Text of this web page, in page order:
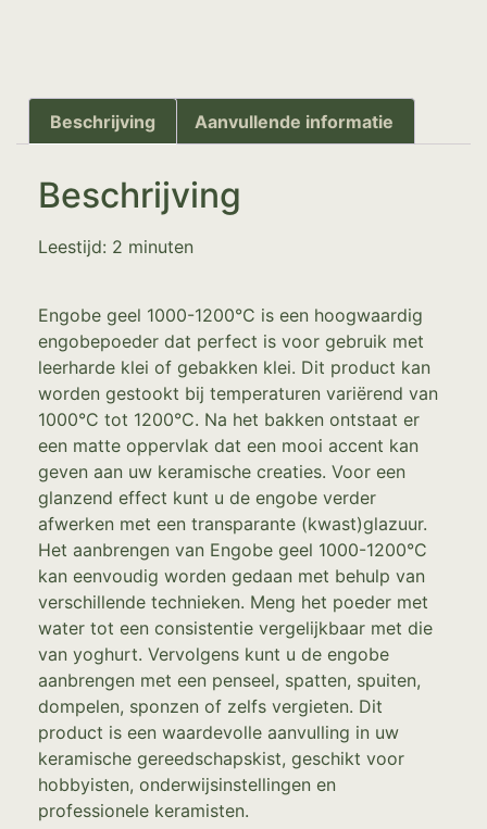
Beschrijving Aanvullende informatie
Beschrijving
Leestijd: 2 minuten
Engobe geel 1000-1200°C is een hoogwaardig
engobepoeder dat perfect is voor gebruik met
leerharde klei of gebakken klei. Dit product kan
worden gestookt bij temperaturen variërend van
1000°C tot 1200°C. Na het bakken ontstaat er
een matte oppervlak dat een mooi accent kan
geven aan uw keramische creaties. Voor een
glanzend effect kunt u de engobe verder
afwerken met een transparante (kwast)glazuur.
Het aanbrengen van Engobe geel 1000-1200°C
kan eenvoudig worden gedaan met behulp van
verschillende technieken. Meng het poeder met
water tot een consistentie vergelijkbaar met die
van yoghurt. Vervolgens kunt u de engobe
aanbrengen met een penseel, spatten, spuiten,
dompelen, sponzen of zelfs vergieten. Dit
product is een waardevolle aanvulling in uw
keramische gereedschapskist, geschikt voor
hobbyisten, onderwijsinstellingen en
professionele keramisten.